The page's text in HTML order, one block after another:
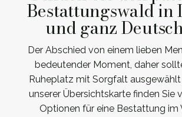
Bestattungswald in
und ganz
Der Abschied von einem lieben
bedeutender Moment, daher
Ruheplatz mit Sorgfalt
unserer Übersichtskarte finden Sie
Optionen für eine Bestattung im